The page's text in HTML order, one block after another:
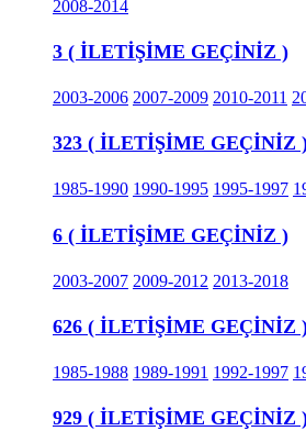
2008-2014
3 ( İLETİŞİME GEÇİNİZ )
2003-2006 2007-2009 2010-2011
323 ( İLETİŞİME GEÇİNİZ
1985-1990 1990-1995 1995-1997
6 ( İLETİŞİME GEÇİNİZ )
2003-2007 2009-2012 2013-2018
626 ( İLETİŞİME GEÇİNİZ
1985-1988 1989-1991 1992-1997
929 ( İLETİŞİME GEÇİNİZ